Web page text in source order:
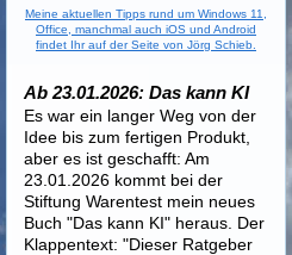
Meine aktuellen Tipps rund um Windows 11,
Office, manchmal auch iOS und Android
findet Ihr auf der Seite von Jörg Schieb.
Ab 23.01.2026: Das kann KI
Es war ein langer Weg von der
Idee bis zum fertigen Produkt,
aber es ist geschafft: Am
23.01.2026 kommt bei der
Stiftung Warentest mein neues
Buch "Das kann KI" heraus. Der
Klappentext: "Dieser Ratgeber